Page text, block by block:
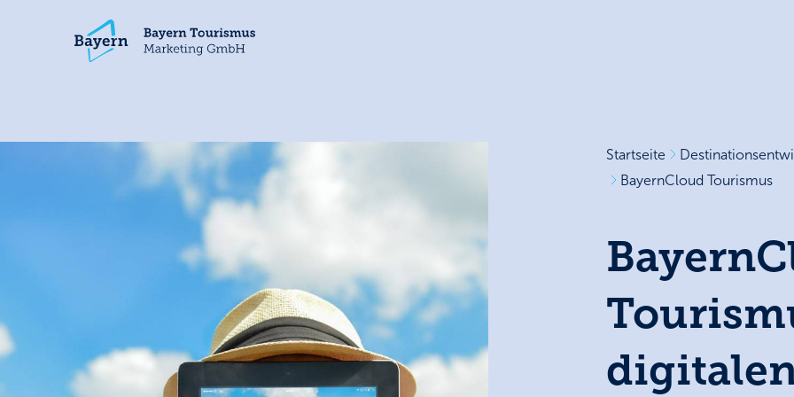
Startseite
BayernCloud Tourismus